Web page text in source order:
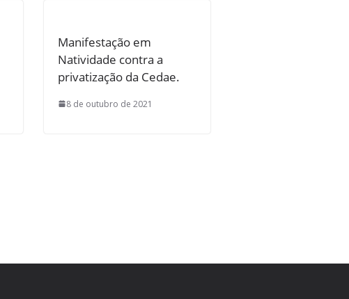
Manifestação em
Natividade contra a
privatização da Cedae.
8 de outubro de 2021